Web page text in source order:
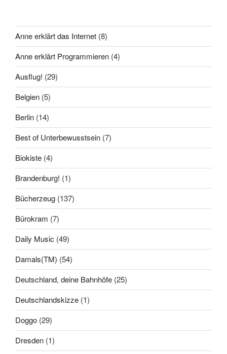
Anne erklärt das Internet (8)
Anne erklärt Programmieren (4)
Ausflug! (29)
Belgien (5)
Berlin (14)
Best of Unterbewusstsein (7)
Biokiste (4)
Brandenburg! (1)
Bücherzeug (137)
Bürokram (7)
Daily Music (49)
Damals(TM) (54)
Deutschland, deine Bahnhöfe (25)
Deutschlandskizze (1)
Doggo (29)
Dresden (1)